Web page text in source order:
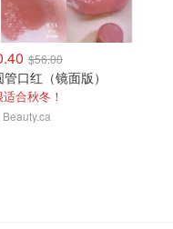
$56.00
口红（镜面版）
适合秋冬！